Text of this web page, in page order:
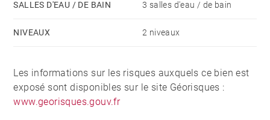
SALLES D'EAU / DE BAIN 3 salles d'eau / de bain
NIVEAUX 2 niveaux
Les informations sur les risques auxquels ce bien est
exposé sont disponibles sur le site Géorisques :
www.georisques.gouv.fr